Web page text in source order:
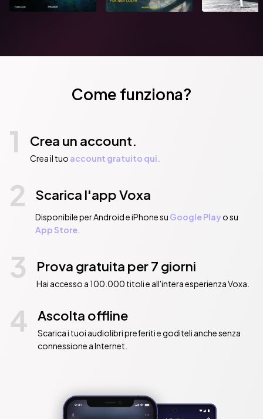
Come funziona?
1 Crea un account.
Crea il tuo account gratuito qui.
2 Scarica l'app Voxa
Disponibile per Android e iPhone su Google Playo su
App Store.
3 Prova gratuita per 7 giorni
Hai accesso a 100.000 titoli e all'intera esperienza Voxa.
4 Ascolta offline
Scarica i tuoi audiolibri preferiti e goditeli anche senza
connessione a Internet.